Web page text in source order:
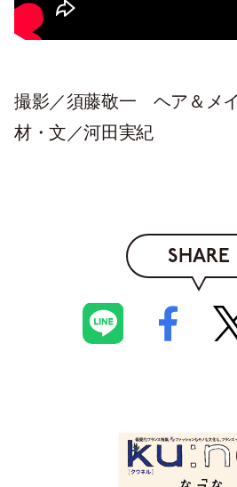
撮影／須藤敬一 ヘア＆メ
材・文／河田実紀
SHARE